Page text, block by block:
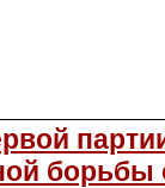
борьбы